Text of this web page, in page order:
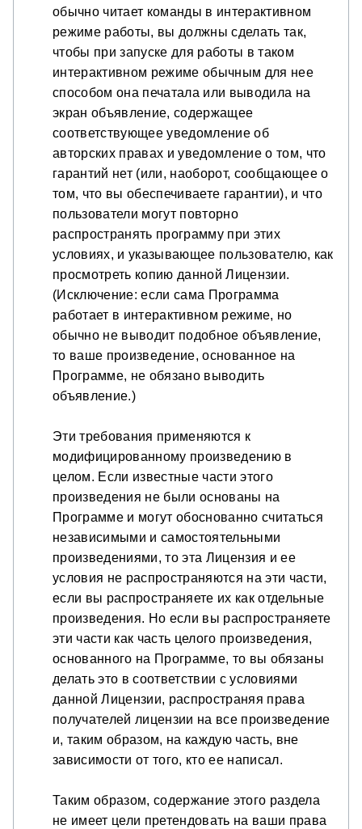
обычно читает команды в интерактивном
режиме работы, вы должны сделать так,
чтобы при запуске для работы в таком
интерактивном режиме обычным для нее
способом она печатала или выводила на
экран объявление, содержащее
соответствующее уведомление об
авторских правах и уведомление о том, что
гарантий нет (или, наоборот, сообщающее о
том, что вы обеспечиваете гарантии), и что
пользователи могут повторно
распространять программу при этих
условиях, и указывающее пользователю, как
просмотреть копию данной Лицензии.
(Исключение: если сама Программа
работает в интерактивном режиме, но
обычно не выводит подобное объявление,
то ваше произведение, основанное на
Программе, не обязано выводить
объявление.)
Эти требования применяются к
модифицированному произведению в
целом. Если известные части этого
произведения не были основаны на
Программе и могут обоснованно считаться
независимыми и самостоятельными
произведениями, то эта Лицензия и ее
условия не распространяются на эти части,
если вы распространяете их как отдельные
произведения. Но если вы распространяете
эти части как часть целого произведения,
основанного на Программе, то вы обязаны
делать это в соответствии с условиями
данной Лицензии, распространяя права
получателей лицензии на все произведение
и, таким образом, на каждую часть, вне
зависимости от того, кто ее написал.
Таким образом, содержание этого раздела
не имеет цели претендовать на ваши права